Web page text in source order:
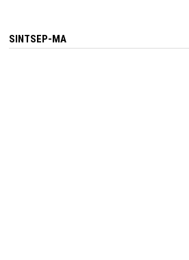
SINTSEP-MA